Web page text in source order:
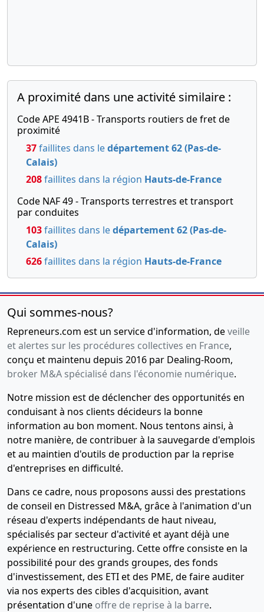
A proximité dans une activité similaire :
Code APE 4941B - Transports routiers de fret de
proximité
37faillites dans ledépartement 62 (Pas-de-
Calais)
208faillites dans la région Hauts-de-France
Code NAF 49 - Transports terrestres et transport
par conduites
103faillites dans ledépartement 62 (Pas-de-
Calais)
626faillites dans la région Hauts-de-France
Qui sommes-nous?
Repreneurs.com est un service d'information, deveille
et alertes sur les procédures collectives en France,
conçu et maintenu depuis 2016 par Dealing-Room,
broker M&A spécialisé dans l'économie numérique.
Notre mission est de déclencher des opportunités en
conduisant à nos clients décideurs la bonne
information au bon moment. Nous tentons ainsi, à
notre manière, de contribuer à la sauvegarde d'emplois
et au maintien d'outils de production par la reprise
d'entreprises en difficulté.
Dans ce cadre, nous proposons aussi des prestations
de conseil en Distressed M&A, grâce à l'animation d'un
réseau d'experts indépendants de haut niveau,
spécialisés par secteur d'activité et ayant déjà une
expérience en restructuring. Cette offre consiste en la
possibilité pour des grands groupes, des fonds
d'investissement, des ETI et des PME, de faire auditer
via nos experts des cibles d'acquisition, avant
présentation d'une offre de reprise à la barre.